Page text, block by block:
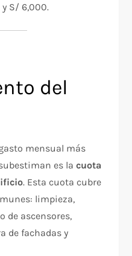
S/ 6,000.
del
mensual más
es lacuota
. Esta cuota cubre
limpieza,
de ascensores,
de fachadas y